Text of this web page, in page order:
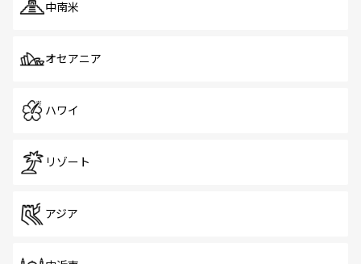
中南米
オセアニア
ハワイ
リゾート
アジア